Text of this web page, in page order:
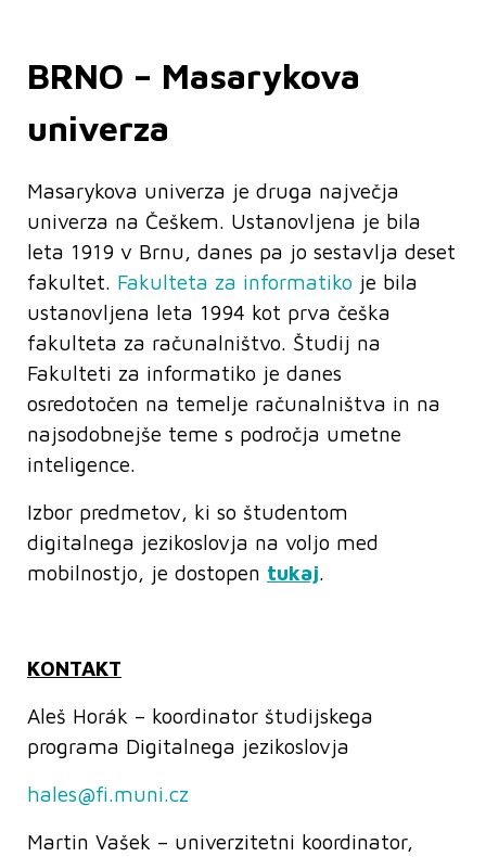
BRNO – Masarykova
univerza
Masarykova univerza je druga največja
univerza na Češkem. Ustanovljena je bila
leta 1919 v Brnu, danes pa jo sestavlja deset
fakultet. Fakulteta za informatiko je bila
ustanovljena leta 1994 kot prva češka
fakulteta za računalništvo. Študij na
Fakulteti za informatiko je danes
osredotočen na temelje računalništva in na
najsodobnejše teme s področja umetne
inteligence.
Izbor predmetov, ki so študentom
digitalnega jezikoslovja na voljo med
mobilnostjo, je dostopen tukaj.
KONTAKT
Aleš Horák – koordinator študijskega
programa Digitalnega jezikoslovja
hales@fi.muni.cz
Martin Vašek – univerzitetni koordinator,